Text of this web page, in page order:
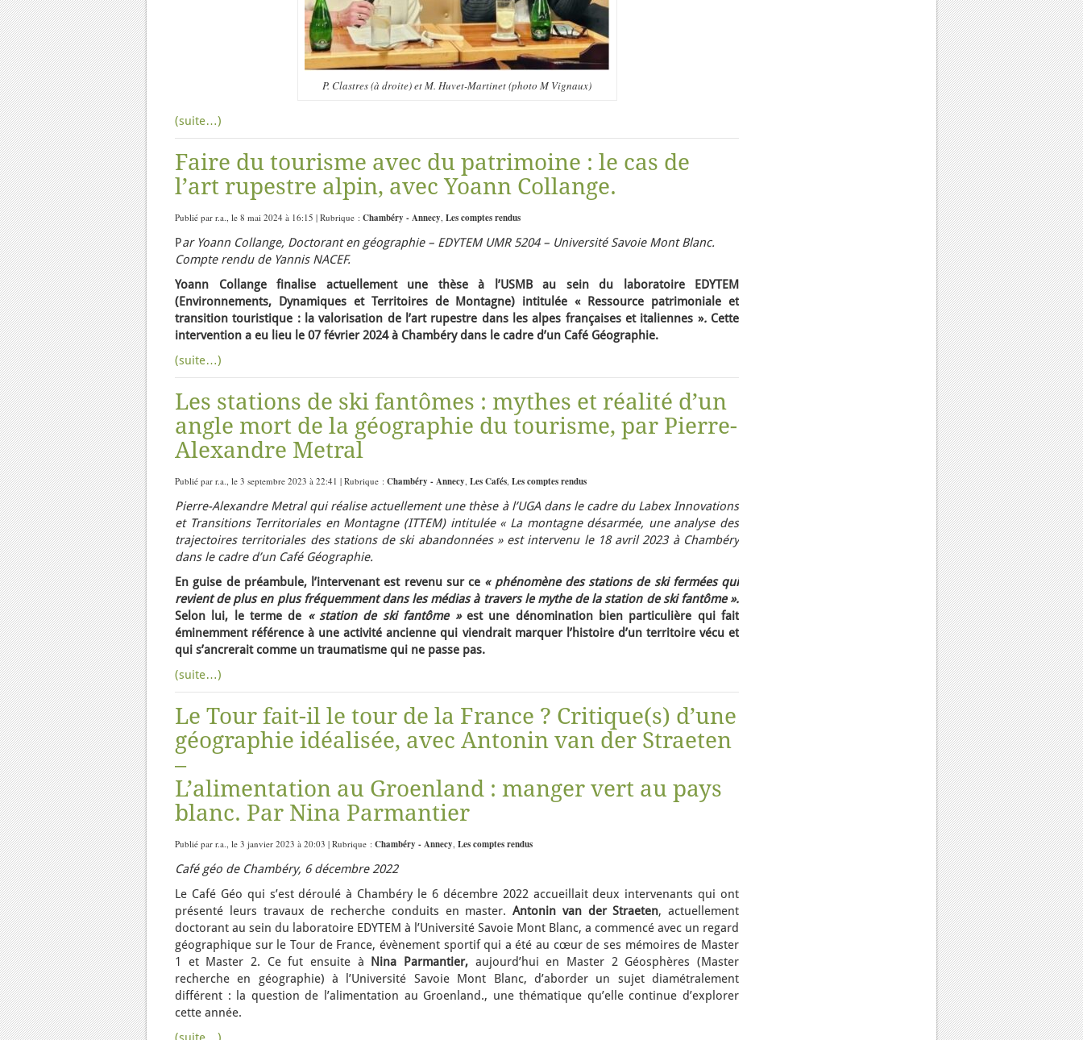
P. Clastres (à droite) et M. Huvet-Martinet (photo M Vignaux)
(suite…)
Faire du tourisme avec du patrimoine : le cas de
l’art rupestre alpin, avec Yoann Collange.
Publié par r.a., le 8 mai 2024 à 16:15 | Rubrique : Chambéry - Annecy, Les comptes rendus
Par Yoann Collange, Doctorant en géographie – EDYTEM UMR 5204 – Université Savoie Mont Blanc.
Compte rendu de Yannis NACEF.
Yoann Collange finalise actuellement une thèse à l’USMB au sein du laboratoire EDYTEM
(Environnements, Dynamiques et Territoires de Montagne) intitulée « Ressource patrimoniale et
transition touristique : la valorisation de l’art rupestre dans les alpes françaises et italiennes ».Cette
intervention a eu lieu le 07 février 2024 à Chambéry dans le cadre d’un Café Géographie.
(suite…)
Les stations de ski fantômes : mythes et réalité d’un
angle mort de la géographie du tourisme, par Pierre-
Alexandre Metral
Publié par r.a., le 3 septembre 2023 à 22:41 | Rubrique : Chambéry - Annecy, Les Cafés, Les comptes rendus
Pierre-Alexandre Metral qui réalise actuellement une thèse à l’UGA dans le cadre du Labex Innovations
et Transitions Territoriales en Montagne (ITTEM) intitulée « La montagne désarmée, une analyse des
trajectoires territoriales des stations de ski abandonnées » est intervenu le 18 avril 2023 à Chambéry
dans le cadre d’un Café Géographie.
En guise de préambule, l’intervenant est revenu sur ce « phénomène des stations de ski fermées qui
revient de plus en plus fréquemment dans les médias à travers le mythe de la station de ski fantôme ».
Selon lui, le terme de « station de ski fantôme »est une dénomination bien particulière qui fait
éminemment référence à une activité ancienne qui viendrait marquer l’histoire d’un territoire vécu et
qui s’ancrerait comme un traumatisme qui ne passe pas.
(suite…)
Le Tour fait-il le tour de la France ? Critique(s) d’une
géographie idéalisée, avec Antonin van der Straeten
–
L’alimentation au Groenland : manger vert au pays
blanc. Par Nina Parmantier
Publié par r.a., le 3 janvier 2023 à 20:03 | Rubrique : Chambéry - Annecy, Les comptes rendus
Café géo de Chambéry, 6 décembre 2022
Le Café Géo qui s’est déroulé à Chambéry le 6 décembre 2022 accueillait deux intervenants qui ont
présenté leurs travaux de recherche conduits en master. Antonin van der Straeten, actuellement
doctorant au sein du laboratoire EDYTEM à l’Université Savoie Mont Blanc, a commencé avec un regard
géographique sur le Tour de France, évènement sportif qui a été au cœur de ses mémoires de Master
1 et Master 2. Ce fut ensuite à Nina Parmantier, aujourd’hui en Master 2 Géosphères (Master
recherche en géographie) à l’Université Savoie Mont Blanc, d’aborder un sujet diamétralement
différent : la question de l’alimentation au Groenland., une thématique qu’elle continue d’explorer
cette année.